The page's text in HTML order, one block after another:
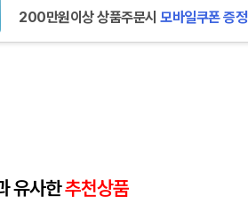
200만원이상 상품주문시 모바일쿠폰 증정
유사한추천상품